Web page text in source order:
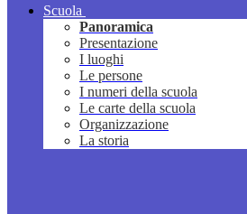
Scuola
Panoramica
Presentazione
I luoghi
Le persone
I numeri della scuola
Le carte della scuola
Organizzazione
La storia